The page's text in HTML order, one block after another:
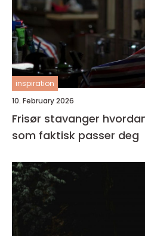
inspiration
10. February 2026
Frisør stavanger hvordan finne salongen
som faktisk passer deg